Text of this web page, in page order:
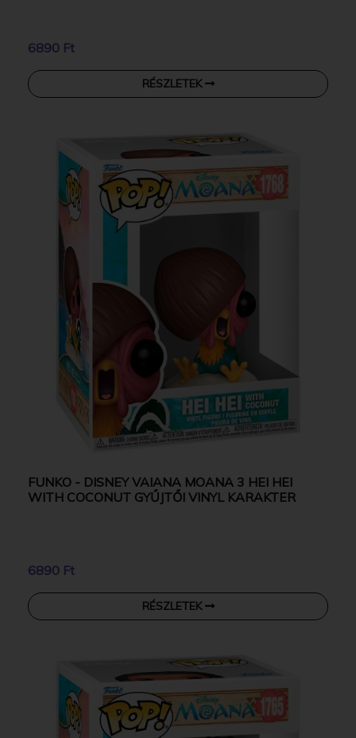
6890 Ft
RÉSZLETEK
FUNKO - DISNEY VAIANA MOANA 3 HEI HEI
WITH COCONUT GYŰJTŐI VINYL KARAKTER
6890 Ft
RÉSZLETEK